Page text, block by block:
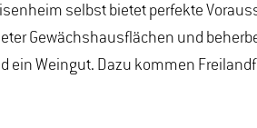
selbst bietet perfekte
Gewächshausflächen und
ein Weingut. Dazu kommen